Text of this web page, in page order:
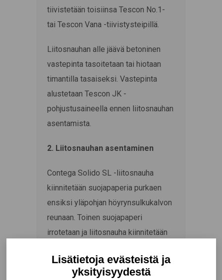
tiivistetään toisiinsa Tescon No.1-
tai Tescon Vana -tiivistysteipillä.
Liitosnauhan alle jäävä betoninen
vastepinta tasoitetaan tai hiotaan
timantilla tasaiseksi. Vastepinta
alustetaan Tescon JK -
pohjustusaineella ennen liitosnauhan
asentamista.
2. Liitosnauhan asentaminen
Contega Solido SL -liitosnauha
kiinnitetään suojapaperia purkaen
ensiksi yläpohjan höyrynsulkukalvon
reunaan. Toinen suojapaperi
irrotetaan ja liitosnauha kiinnitetään
jäädä ilmataskuja.